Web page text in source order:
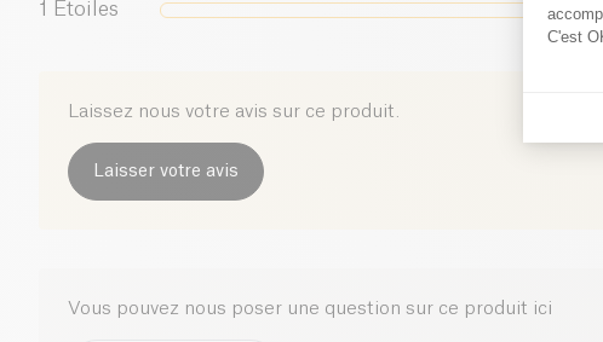
1 Étoiles
Laissez nous votre avis sur ce produit.
Laisser votre avis
Vous pouvez nous poser une question sur ce produit ici
C'est